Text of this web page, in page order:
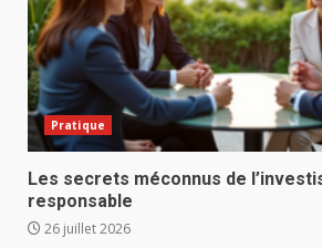
Pratique
Les secrets méconnus de
responsable
26 juillet 2026